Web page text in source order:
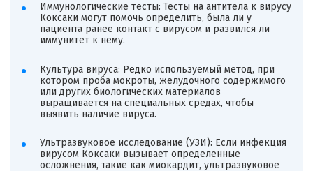
Иммунологические тесты: Тесты на антитела к вирусу
Коксаки могут помочь определить, была ли у
пациента ранее контакт с вирусом и развился ли
иммунитет к нему.
Культура вируса: Редко используемый метод, при
котором проба мокроты, желудочного содержимого
или других биологических материалов
выращивается на специальных средах, чтобы
выявить наличие вируса.
Ультразвуковое исследование (УЗИ): Если инфекция
вирусом Коксаки вызывает определенные
осложнения, такие как миокардит, ультразвуковое